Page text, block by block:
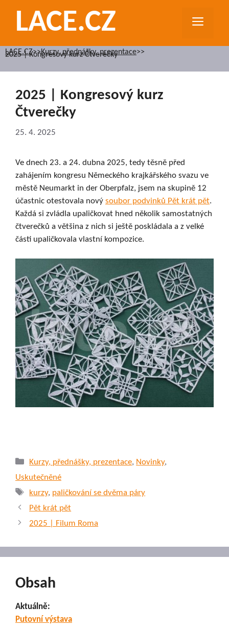
obsahLACE.CZ
LACE.CZ>>Kurzy, přednášky, prezentace>>
2025 | Kongresový kurz Čtverečky
2025 | Kongresový kurz
Čtverečky
25. 4. 2025
Ve dnech 23. a 24. dubna 2025, tedy těsně před
zahájením kongresu Německého krajkářského svazu ve
městě Neumarkt in der Oberpfalz, jsem na skupině 12
účastnic otestovala nový soubor podvinků Pět krát pět.
Každá si zvládla upaličkovat hned několik samostatných
čtverečků a většina z nich si ještě poskládala a z velké
části upaličkovala vlastní kompozice.
Rubriky
Kurzy, přednášky, prezentace, Novinky,
Uskutečněné
Štítky
kurzy, paličkování se dvěma páry
Pět krát pět
2025 | Filum Roma
Obsah
Aktuálně:
Putovní výstava